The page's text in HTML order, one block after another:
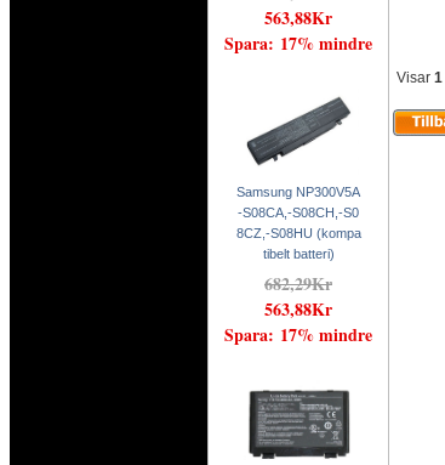
563,88Kr
Spara: 17% mindre
Samsung NP300V5A
-S08CA,-S08CH,-S0
8CZ,-S08HU (kompa
tibelt batteri)
682,29Kr
563,88Kr
Spara: 17% mindre
Visar 1